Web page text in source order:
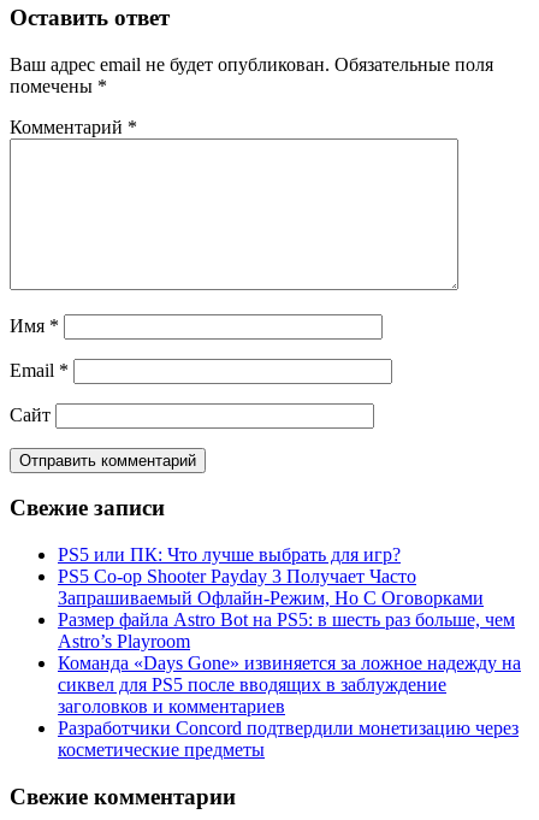
Оставить ответ
Ваш адрес email не будет опубликован. Обязательные поля
помечены *
Комментарий *
Имя *
Email *
Сайт
Свежие записи
PS5 или ПК: Что лучше выбрать для игр?
PS5 Co-op Shooter Payday 3 Получает Часто
Запрашиваемый Офлайн-Режим, Но С Оговорками
Размер файла Astro Bot на PS5: в шесть раз больше, чем
Astro’s Playroom
Команда «Days Gone» извиняется за ложное надежду на
сиквел для PS5 после вводящих в заблуждение
заголовков и комментариев
Разработчики Concord подтвердили монетизацию через
косметические предметы
Свежие комментарии